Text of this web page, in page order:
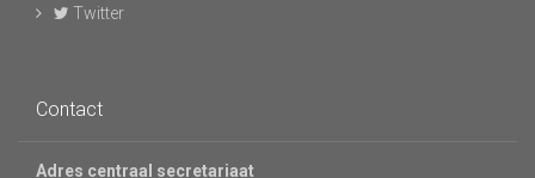
Twitter
Contact
Adres centraal secretariaat